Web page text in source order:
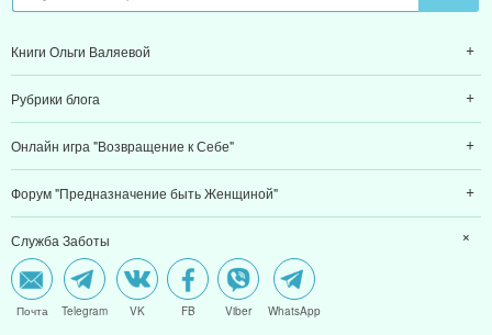
Книги Ольги Валяевой
Рубрики блога
Онлайн игра "Возвращение к Себе"
Форум "Предназначение быть Женщиной"
Служба Заботы
Почта Telegram VK FB Viber WhatsApp